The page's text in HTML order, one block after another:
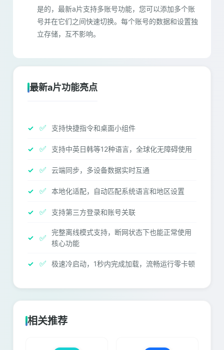
是的，最新a片支持多账号功能，您可以添加多个账
号并在它们之间快速切换。每个账号的数据和设置独
立存储，互不影响。
最新a片功能亮点
✅ 支持快捷指令和桌面小组件
✅ 支持中英日韩等12种语言，全球化无障碍使用
✅ 云端同步，多设备数据实时互通
✅ 本地化适配，自动匹配系统语言和地区设置
✅ 支持第三方登录和账号关联
✅
完整离线模式支持，断网状态下也能正常使用
核心功能
✅ 极速冷启动，1秒内完成加载，流畅运行零卡顿
相关推荐